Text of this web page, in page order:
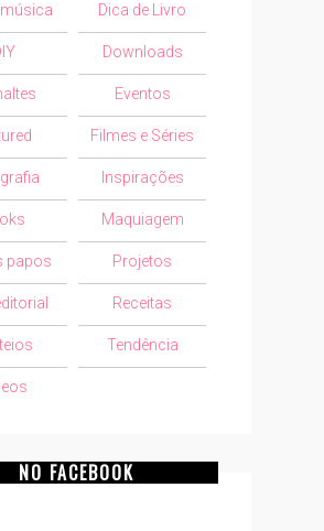
música Dica de Livro
Downloads
Eventos
Filmes e Séries
Inspirações
Maquiagem
papos Projetos
Receitas
Tendência
NO FACEBOOK